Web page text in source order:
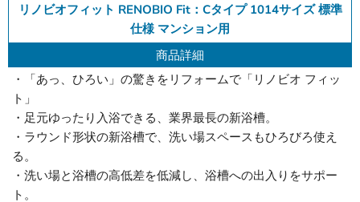
リノビオフィット RENOBIO Fit：Cタイプ 1014サイズ 標準
仕様 マンション用
商品詳細
・「あっ、ひろい」の驚きをリフォームで「リノビオ フィッ
ト」
・足元ゆったり入浴できる、業界最長の新浴槽。
・ラウンド形状の新浴槽で、洗い場スペースもひろびろ使え
る。
・洗い場と浴槽の高低差を低減し、浴槽への出入りをサポー
ト。